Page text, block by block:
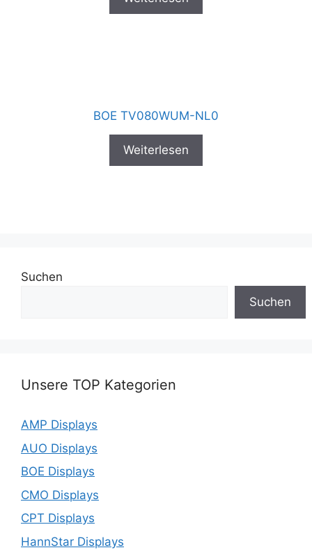
BOE TV080WUM-NL0
Weiterlesen
Suchen
Suchen
Unsere TOP Kategorien
AMP Displays
AUO Displays
BOE Displays
CMO Displays
CPT Displays
HannStar Displays